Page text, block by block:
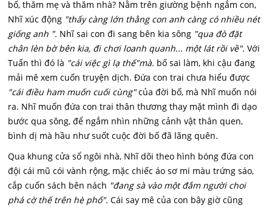
bố, thăm mẹ và thăm nhà? Nằm trên giường bệnh ngắm con,
Nhĩ xúc động "thấy càng lớn thằng con anh càng có nhiều nét
giống anh ". Nhĩ sai con đi sang bên kia sông "qua đò đặt
chân lèn bờ bên kia, đi chơi loanh quanh... một lát rồi về". Với
Tuấn thì đó là "cái việc gì lạ thế"mà. bố sai làm, khi cậu đang
mải mê xem cuốn truyện dịch. Đứa con trai chưa hiểu được
"cái điều ham muốn cuối cùng"của đời bố, mà Nhĩ muốn nói
ra. Nhĩ muốn đứa con trai thân thương thay mặt mình đi dạo
bước qua sông, để ngắm nhìn những cảnh vật thân quen,
bình dị mà hầu như suốt cuộc đời bố đã lãng quên.
Qua khung cửa sổ ngôi nhà, Nhĩ dõi theo hình bóng đứa con
đội cái mũ cói vành rộng, mặc chiếc áo sơ mi màu trứng sáo,
cắp cuốn sách bên nách "đang sà vào một đắm người choi
phá cờ thế trên hè phố". Cái say mê của con bây giờ cũng